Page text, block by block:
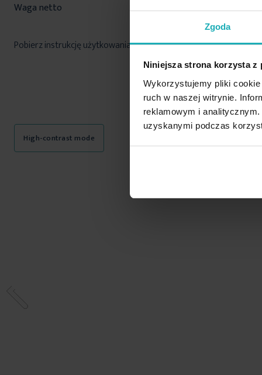
Zgoda
Niniejsza strona korzysta z
Wykorzystujemy pliki
ruch w naszej witrynie.
reklamowym i
uzyskanymi podczas
Waga netto
240 g
Pobierz instrukcję użytkowania i bezpieczeństwa produktu
High-contrast mode